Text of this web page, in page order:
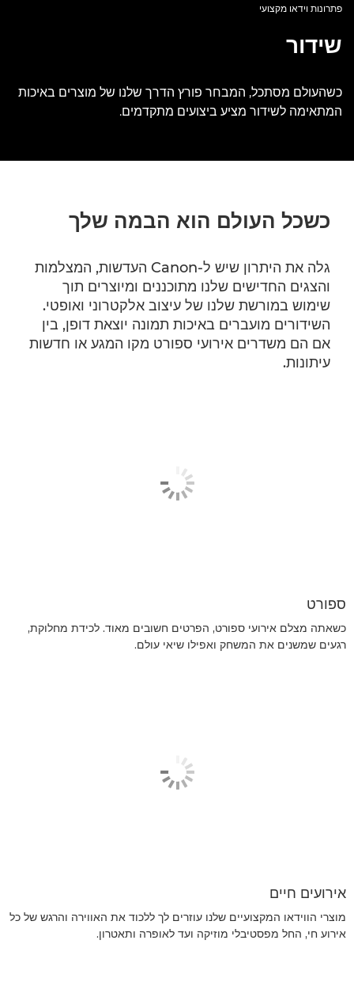
פתרונות וידאו מקצועי
שידור
כשהעולם מסתכל, המבחר פורץ הדרך שלנו של מוצרים באיכות
המתאימה לשידור מציע ביצועים מתקדמים.
כשכל העולם הוא הבמה שלך
גלה את היתרון שיש ל-Canon העדשות, המצלמות
והצגים החדישים שלנו מתוכננים ומיוצרים תוך
שימוש במורשת שלנו של עיצוב אלקטרוני ואופטי.
השידורים מועברים באיכות תמונה יוצאת דופן, בין
אם הם משדרים אירועי ספורט מקו המגע או חדשות
עיתונות.
ספורט
כשאתה מצלם אירועי ספורט, הפרטים חשובים מאוד. לכידת מחלוקת,
רגעים שמשנים את המשחק ואפילו שיאי עולם.
אירועים חיים
מוצרי הווידאו המקצועיים שלנו עוזרים לך ללכוד את האווירה והרגש של כל
אירוע חי, החל מפסטיבלי מוזיקה ועד לאופרה ותאטרון.